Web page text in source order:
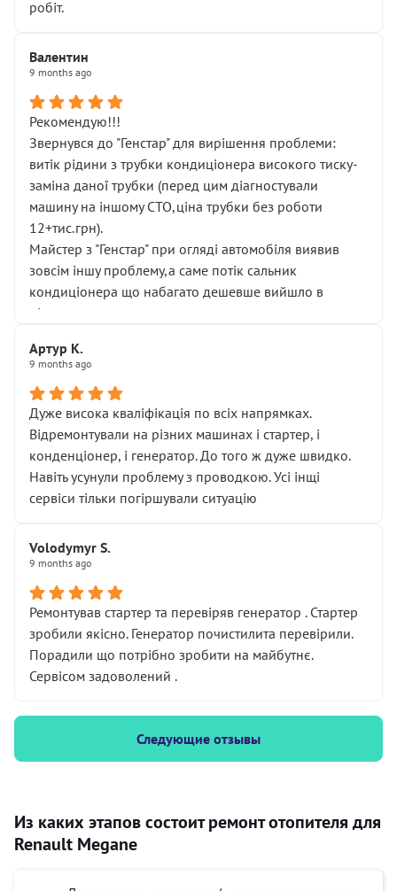
робіт.
Валентин
9 months ago
Рекомендую!!!
Звернувся до "Генстар" для вирішення проблеми:
витік рідини з трубки кондиціонера високого тиску-
заміна даної трубки (перед цим діагностували
машину на іншому СТО,ціна трубки без роботи
12+тис.грн).
Майстер з "Генстар" при огляді автомобіля виявив
зовсім іншу проблему,а саме потік сальник
кондиціонера що набагато дешевше вийшло в
підсумку.
Артур К.
9 months ago
Дуже висока кваліфікація по всіх напрямках.
Відремонтували на різних машинах і стартер, і
конденціонер, і генератор. До того ж дуже швидко.
Навіть усунули проблему з проводкою. Усі інщі
сервіси тільки погіршували ситуацію
Volodymyr S.
9 months ago
Ремонтував стартер та перевіряв генератор . Стартер
зробили якісно. Генератор почистилита перевірили.
Порадили що потрібно зробити на майбутнє.
Сервісом задоволений .
Следующие отзывы
Из каких этапов состоит ремонт отопителя для
Renault Megane